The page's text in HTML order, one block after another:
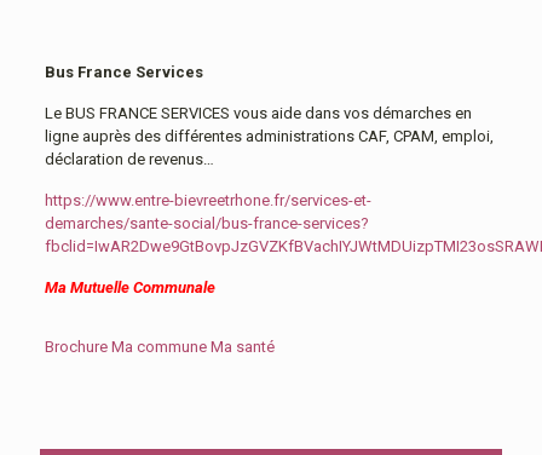
Bus France Services
Le BUS FRANCE SERVICES vous aide dans vos démarches en
ligne auprès des différentes administrations CAF, CPAM, emploi,
déclaration de revenus…
https://www.entre-bievreetrhone.fr/services-et-
demarches/sante-social/bus-france-services?
Ma Mutuelle Communale
Brochure Ma commune Ma santé